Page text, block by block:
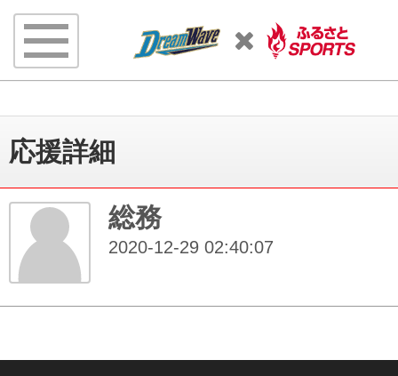
応援詳細
総務
2020-12-29 02:40:07